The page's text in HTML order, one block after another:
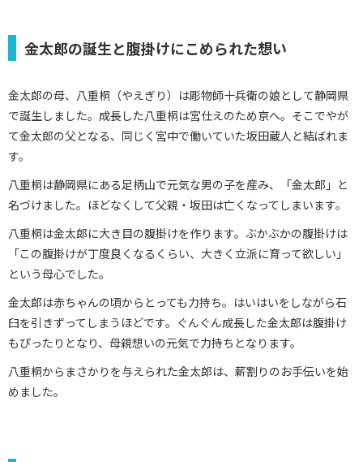
金太郎の誕生と腹掛けにこめられた想い
金太郎の母、八重桐（やえぎり）は彫物師十兵衛の娘として静岡県
で誕生しました。成長した八重桐は宮仕えのため京へ。そこでやが
て金太郎の父となる、同じく宮中で働いていた坂田蔵人と結ばれま
す。
八重桐は静岡県にある足柄山で元気な男の子を産み、「金太郎」と
名づけました。ほどなくして父親・坂田は亡くなってしまいます。
八重桐は金太郎に大き目の腹掛けを作ります。ぶかぶかの腹掛けは
「この腹掛けが丁度良くなるくらい、大きく立派に育って欲しい」
という母心でした。
金太郎は赤ちゃんの頃からとっても力持ち。はいはいをしながら石
臼を引きずってしまうほどです。ぐんぐん成長した金太郎は腹掛け
もぴったりとなり、母親想いの元気で力持ちとなります。
八重桐からまさかりを与えられた金太郎は、薪割りのお手伝いを始
めました。